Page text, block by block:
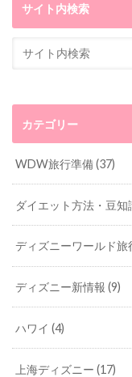
サイト内検索
カテゴリー
WDW旅行準備(37)
ダイエット方法・豆
ディズニーワールド
ディズニー新情報(9)
ハワイ(4)
上海ディズニー(17)